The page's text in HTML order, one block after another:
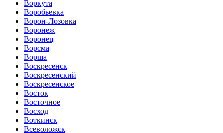
Воркута
Воробьевка
Ворон-Лозовка
Воронеж
Воронец
Ворсма
Ворша
Воскресенск
Воскресенский
Воскресенское
Восток
Восточное
Восход
Воткинск
Всеволожск